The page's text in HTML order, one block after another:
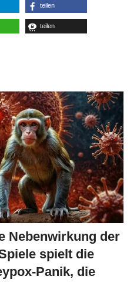
teilen
teilen
Nebenwirkung der
spielt die
Panik, die